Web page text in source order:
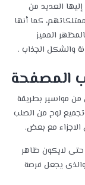
العديد من
كما أنها
المميز
والشكل الجذاب .
المصفحة
مواسير بطريقة
لوح من الصلب
حتى لايكون ظاهر
يجعل فرصة